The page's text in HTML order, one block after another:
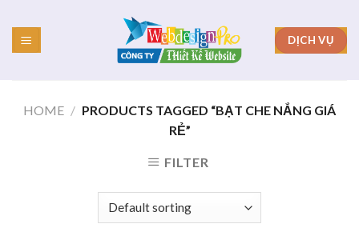
content
DỊCH VỤ
HOME / PRODUCTS TAGGED “BẠT CHE NẮNG GIÁ
RẺ”
FILTER